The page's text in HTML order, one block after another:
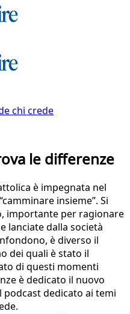
chi crede
le differenze
è impegnata nel
insieme”. Si
importante per ragionare
lanciate dalla società
è diverso il
dei quali è stato il
di questi momenti
è dedicato il nuovo
podcast dedicato ai temi